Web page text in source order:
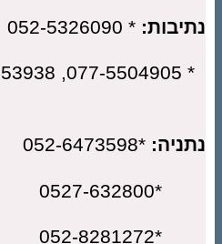
* 052-5326090
*052-6473598